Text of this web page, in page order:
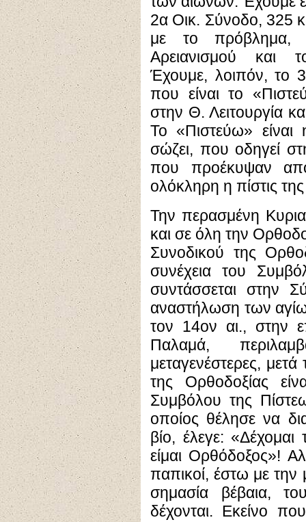
2α Οικ. Σύνοδο, 325
με το πρόβλημα,
Αρειανισμού και
Έχουμε, λοιπόν, το
που είναι το
στην Θ. Λειτουργία
Το «Πιστεύω»
σώζει, που οδηγεί
που προέκυψαν
ολόκληρη η πίστις
Την περασμένη
και σε όλη την
Συνοδικού της
συνέχεια του
συντάσσεται στην
αναστήλωση των
τον 14ον αι., στην
Παλαμά,
μεταγενέστερες,
της Ορθοδοξίας
Συμβόλου της
οποίος θέλησε να
βίο, έλεγε:
είμαι Ορθόδοξος»!
παπικοί, έστω με την
σημασία βέβαια,
δέχονται. Εκείνο